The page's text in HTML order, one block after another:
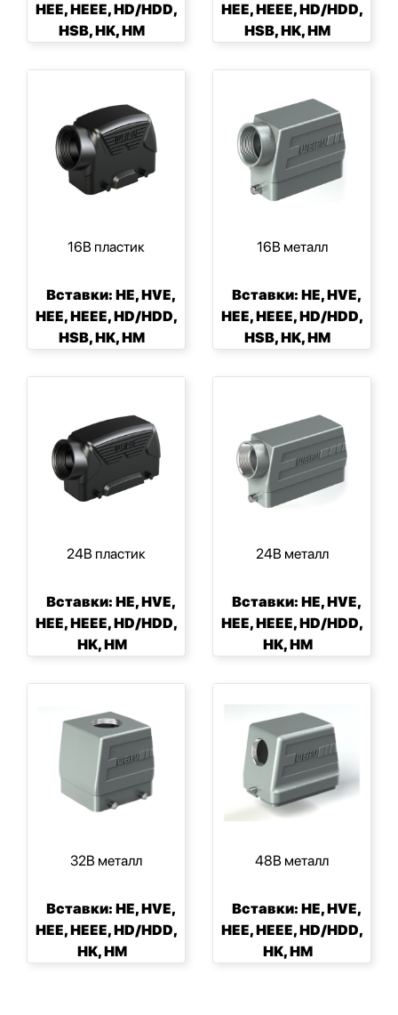
HEE, HEEE, HD/HDD,
HSB, HK, HM
HEE, HEEE, HD/HDD,
HSB, HK, HM
16B пластик
Вставки: HE, HVE,
HEE, HEEE, HD/HDD,
HSB, HK, HM
16B металл
Вставки: HE, HVE,
HEE, HEEE, HD/HDD,
HSB, HK, HM
24B пластик
Вставки: HE, HVE,
HEE, HEEE, HD/HDD,
HK, HM
24B металл
Вставки: HE, HVE,
HEE, HEEE, HD/HDD,
HK, HM
32B металл
Вставки: HE, HVE,
HEE, HEEE, HD/HDD,
HK, HM
48B металл
Вставки: HE, HVE,
HEE, HEEE, HD/HDD,
HK, HM